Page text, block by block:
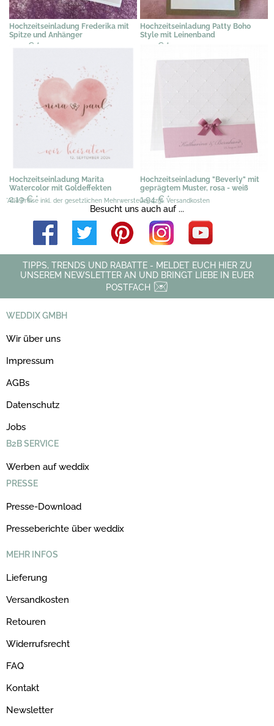
Hochzeitseinladung Frederika mit
Spitze und Anhänger
2,39 € *
Hochzeitseinladung Patty Boho
Style mit Leinenband
2,19 € *
Hochzeitseinladung Marita
Watercolor mit Goldeffekten
2,19 €*
Hochzeitseinladung "Beverly" mit
geprägtem Muster, rosa - weiß
1,94 €*
*Alle Preise inkl. der gesetzlichen Mehrwersteuer, zzgl. Versandkosten
Besucht uns auch auf ...
TIPPS, TRENDS UND RABATTE - MELDET EUCH HIER ZU
UNSEREM NEWSLETTER AN UND BRINGT LIEBE IN EUER
POSTFACH
WEDDIX GMBH
Wir über uns
Impressum
AGBs
Datenschutz
Jobs
B2B SERVICE
Werben auf weddix
PRESSE
Presse-Download
Presseberichte über weddix
MEHR INFOS
Lieferung
Versandkosten
Retouren
Widerrufsrecht
FAQ
Kontakt
Newsletter